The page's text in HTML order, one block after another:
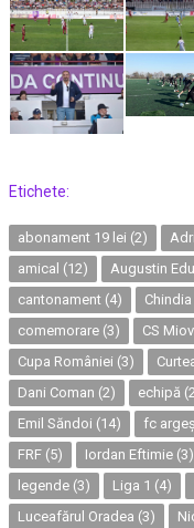
Etichete:
abonament 19 lei (2)
amical (12) Augustin
cantonament (4)
comemorare (3) CS
Cupa României (3)
Dani Coman (2) echipă
Emil Săndoi (14) fc argeș
FRF (5) Iordan Eftimie (3)
legende (3) Liga 1 (4)
Luceafărul Oradea (3)